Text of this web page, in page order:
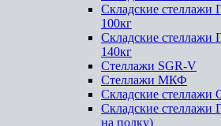
Складские стеллажи
100кг
Складские стеллажи
140кг
Стеллажи SGR-V
Стеллажи МКФ
Складские стеллажи
Складские стеллажи
на полку)